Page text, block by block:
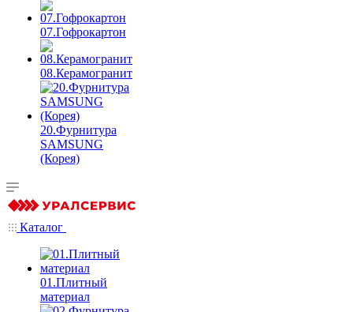
07.Гофрокартон
08.Керамогранит
20.Фурнитура
SAMSUNG
(Корея)
Каталог
01.Плитный
материал